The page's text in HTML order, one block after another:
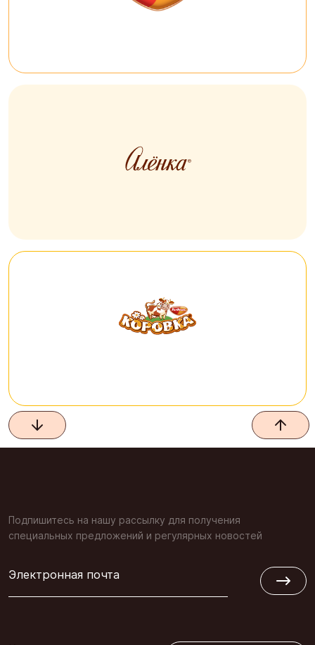
Подпишитесь на нашу рассылку для получения
специальных предложений и регулярных новостей
Электронная почта